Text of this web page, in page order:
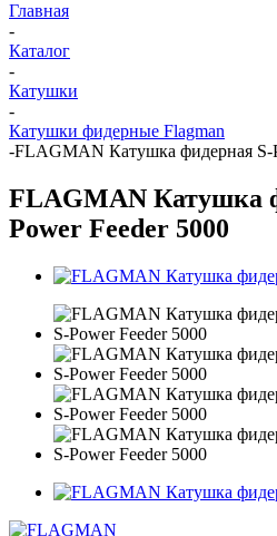
Главная
-
Каталог
-
Катушки
-
Катушки фидерные Flagman
-FLAGMAN Катушка фидерная S-
FLAGMAN Катушка
Power Feeder 5000